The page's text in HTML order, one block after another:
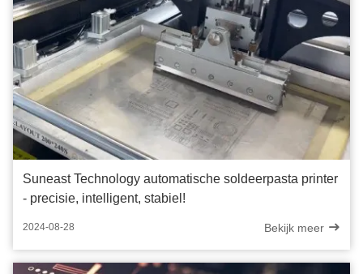
Suneast Technology automatische soldeerpasta printer
- precisie, intelligent, stabiel!
2024-08-28 Bekijk meer